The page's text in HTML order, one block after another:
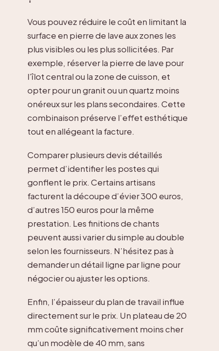
Vous pouvez réduire le coût en limitant la
surface en pierre de lave aux zones les
plus visibles ou les plus sollicitées. Par
exemple, réserver la pierre de lave pour
l’îlot central ou la zone de cuisson, et
opter pour un granit ou un quartz moins
onéreux sur les plans secondaires. Cette
combinaison préserve l’effet esthétique
tout en allégeant la facture.
Comparer plusieurs devis détaillés
permet d’identifier les postes qui
gonflent le prix. Certains artisans
facturent la découpe d’évier 300 euros,
d’autres 150 euros pour la même
prestation. Les finitions de chants
peuvent aussi varier du simple au double
selon les fournisseurs. N’hésitez pas à
demander un détail ligne par ligne pour
négocier ou ajuster les options.
Enfin, l’épaisseur du plan de travail influe
directement sur le prix. Un plateau de 20
mm coûte significativement moins cher
qu’un modèle de 40 mm, sans